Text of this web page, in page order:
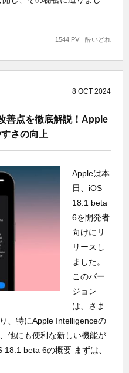
酔いどれ
1544 PV
8 OCT 2024
善点を徹底解説！Apple
さの向上
Appleは本
日、iOS
18.1 beta
6を開発者
向けにリ
リースし
ました。
このバー
ジョン
は、さま
、特にApple Intelligenceの
他にも便利な新しい機能が
beta 6の概要 まずは、